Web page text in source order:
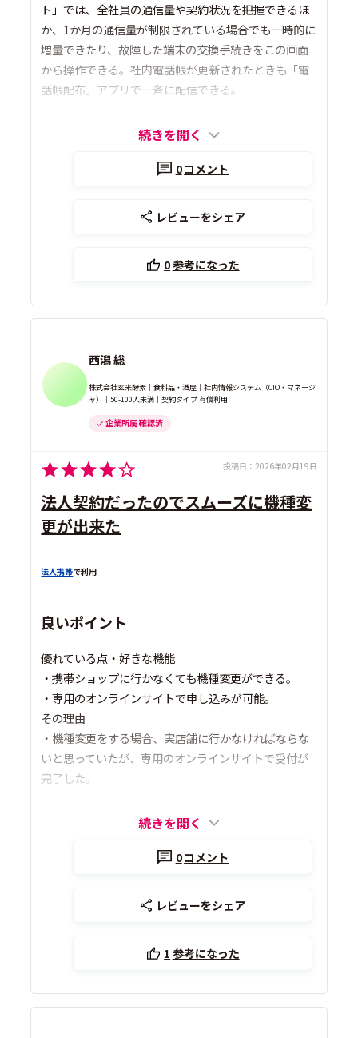
ト」では、全社員の通信量や契約状況を把握できるほ
か、1か月の通信量が制限されている場合でも一時的に
増量できたり、故障した端末の交換手続きをこの画面
から操作できる。社内電話帳が更新されたときも「電
話帳配布」アプリで一斉に配信できる。
続きを開く
0コメント
レビューをシェア
0参考になった
西潟 総
株式会社玄米酵素｜食料品・酒屋｜社内情報システム（CIO・マネージ
ャ）｜50-100人未満｜契約タイプ 有償利用
企業所属 確認済
投稿日： 2026年02月19日
法人契約だったのでスムーズに機種変
更が出来た
法人携帯で利用
良いポイント
優れている点・好きな機能
・携帯ショップに行かなくても機種変更ができる。
・専用のオンラインサイトで申し込みが可能。
その理由
・機種変更をする場合、実店舗に行かなければならな
いと思っていたが、専用のオンラインサイトで受付が
完了した。
続きを開く
0コメント
レビューをシェア
1 参考になった